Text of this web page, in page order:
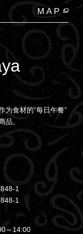
MAP
为食材的“每日午餐”
品。
1
1
～14:00